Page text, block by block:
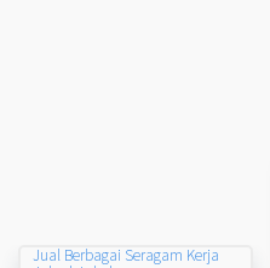
Jual Berbagai Seragam Kerja